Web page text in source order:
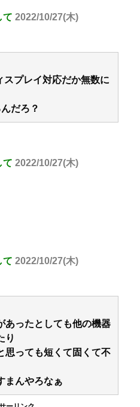
て 2022/10/27(木)
プレイ対応だか無数に
だろ？
て 2022/10/27(木)
て 2022/10/27(木)
あったとしても他の機器
り
思っても短くて固くて不
まんやろなぁ